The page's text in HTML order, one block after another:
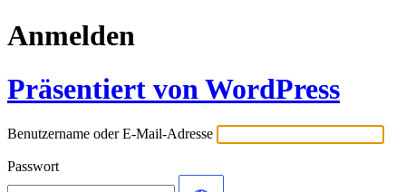
Anmelden
Präsentiert von WordPress
Benutzername oder E-Mail-Adresse
Passwort